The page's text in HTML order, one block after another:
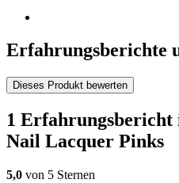
Erfahrungsberichte
Dieses Produkt bewerten
1
Nail Lacquer Pinks
5,0 von 5 Sternen